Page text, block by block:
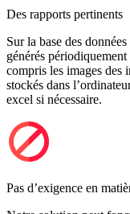
Des rapports pertinents
Sur la base des
générés
compris les images des
stockés dans
excel si nécessaire.
Pas d’exigence en